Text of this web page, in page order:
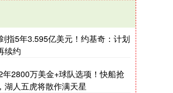
指5年3.595亿美元！约基奇：计划
续约
年2800万美金+球队选项！快船抢
湖人五虎将散作满天星